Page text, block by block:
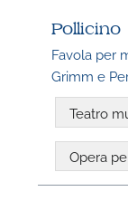
Pollicino
Favola per
Grimm e
Teatro
Opera